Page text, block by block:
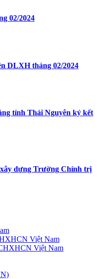
02/2024
DLXH tháng 02/2024
tỉnh Thái Nguyên ký kết
dựng Trường Chính trị
Việt Nam
Việt Nam